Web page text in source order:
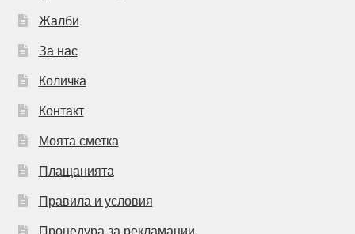
Жалби
За нас
Количка
Контакт
Моята сметка
Плащанията
Правила и условия
Процедура за рекламации